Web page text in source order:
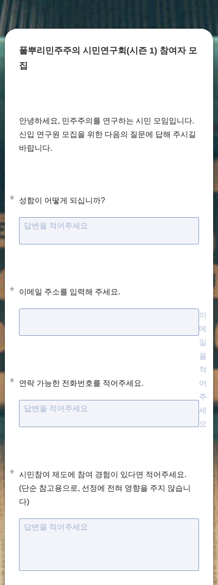
풀뿌리민주주의 시민연구회(시즌 1) 참여자 모
집
안녕하세요, 민주주의를 연구하는 시민 모임입니다.
신입 연구원 모집을 위한 다음의 질문에 답해 주시길
바랍니다.
* 성함이 어떻게 되십니까?
답변을 적어주세요
* 이메일 주소를 입력해 주세요.
이
메
일
을
적
어
주
세
요
* 연락 가능한 전화번호를 적어주세요.
답변을 적어주세요
* 시민참여 제도에 참여 경험이 있다면 적어주세요.
(단순 참고용으로, 선정에 전혀 영향을 주지 않습니
다)
답변을 적어주세요